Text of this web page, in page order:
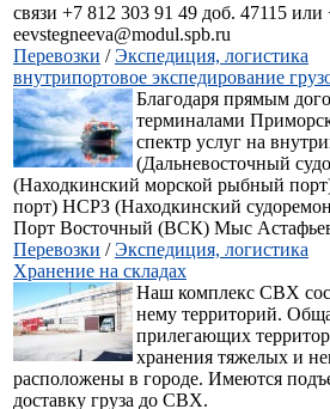
связи +7 812 303 91 49 доб. 47115
eevstegneeva@modul.spb.ru
Перевозки /Экспедиция, логистика
внутрипортовое экспедирование
Благодаря прямым
терминалами
спектр услуг на
(Дальневосточный
(Находкинский морской рыбный
порт) НСРЗ (Находкинский
Порт Восточный (ВСК) Мыс
Перевозки /Экспедиция, логистика
Хранение на складах
Наш комплекс СВХ
нему территорий.
прилегающих
хранения тяжелых и
расположены в городе. Имеются
доставку груза до СВХ.